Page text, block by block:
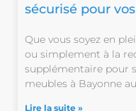
sécurisé pour
Que vous soyez en
ou simplement à la
supplémentaire pour
meubles à Bayonne
Lire la suite »